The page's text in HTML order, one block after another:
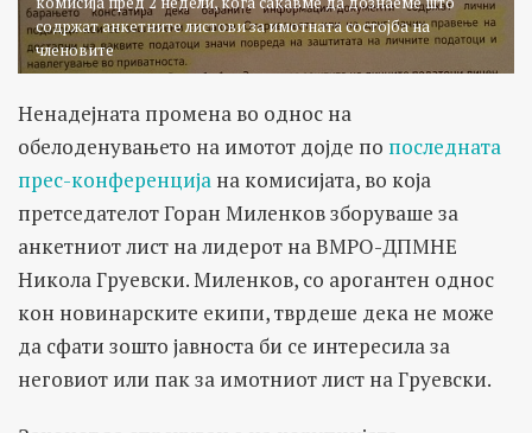
содржат анкетните листови за имотната состојба на
членовите
Ненадејната промена во однос на
обелоденувањето на имотот дојде по последната
прес-конференција на комисијата, во која
претседателот Горан Миленков зборуваше за
анкетниот лист на лидерот на ВМРО-ДПМНЕ
Никола Груевски. Миленков, со арогантен однос
кон новинарските екипи, тврдеше дека не може
да сфати зошто јавноста би се интересила за
неговиот или пак за имотниот лист на Груевски.